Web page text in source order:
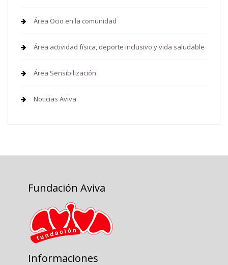
Área Ocio en la comunidad
Área actividad física, deporte inclusivo y vida saludable
Área Sensibilización
Noticias Aviva
Fundación Aviva
Informaciones